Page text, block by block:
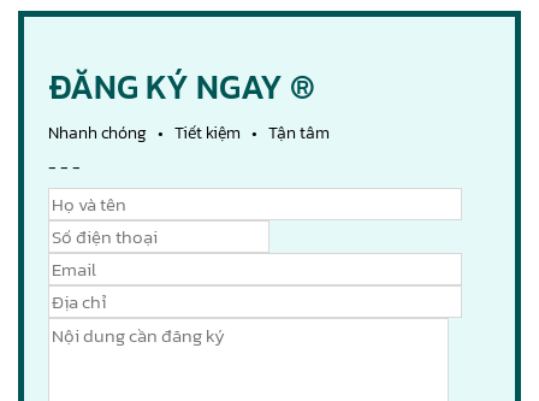
ĐĂNG KÝ NGAY ®
Nhanh chóng • Tiết kiệm • Tận tâm
- - -